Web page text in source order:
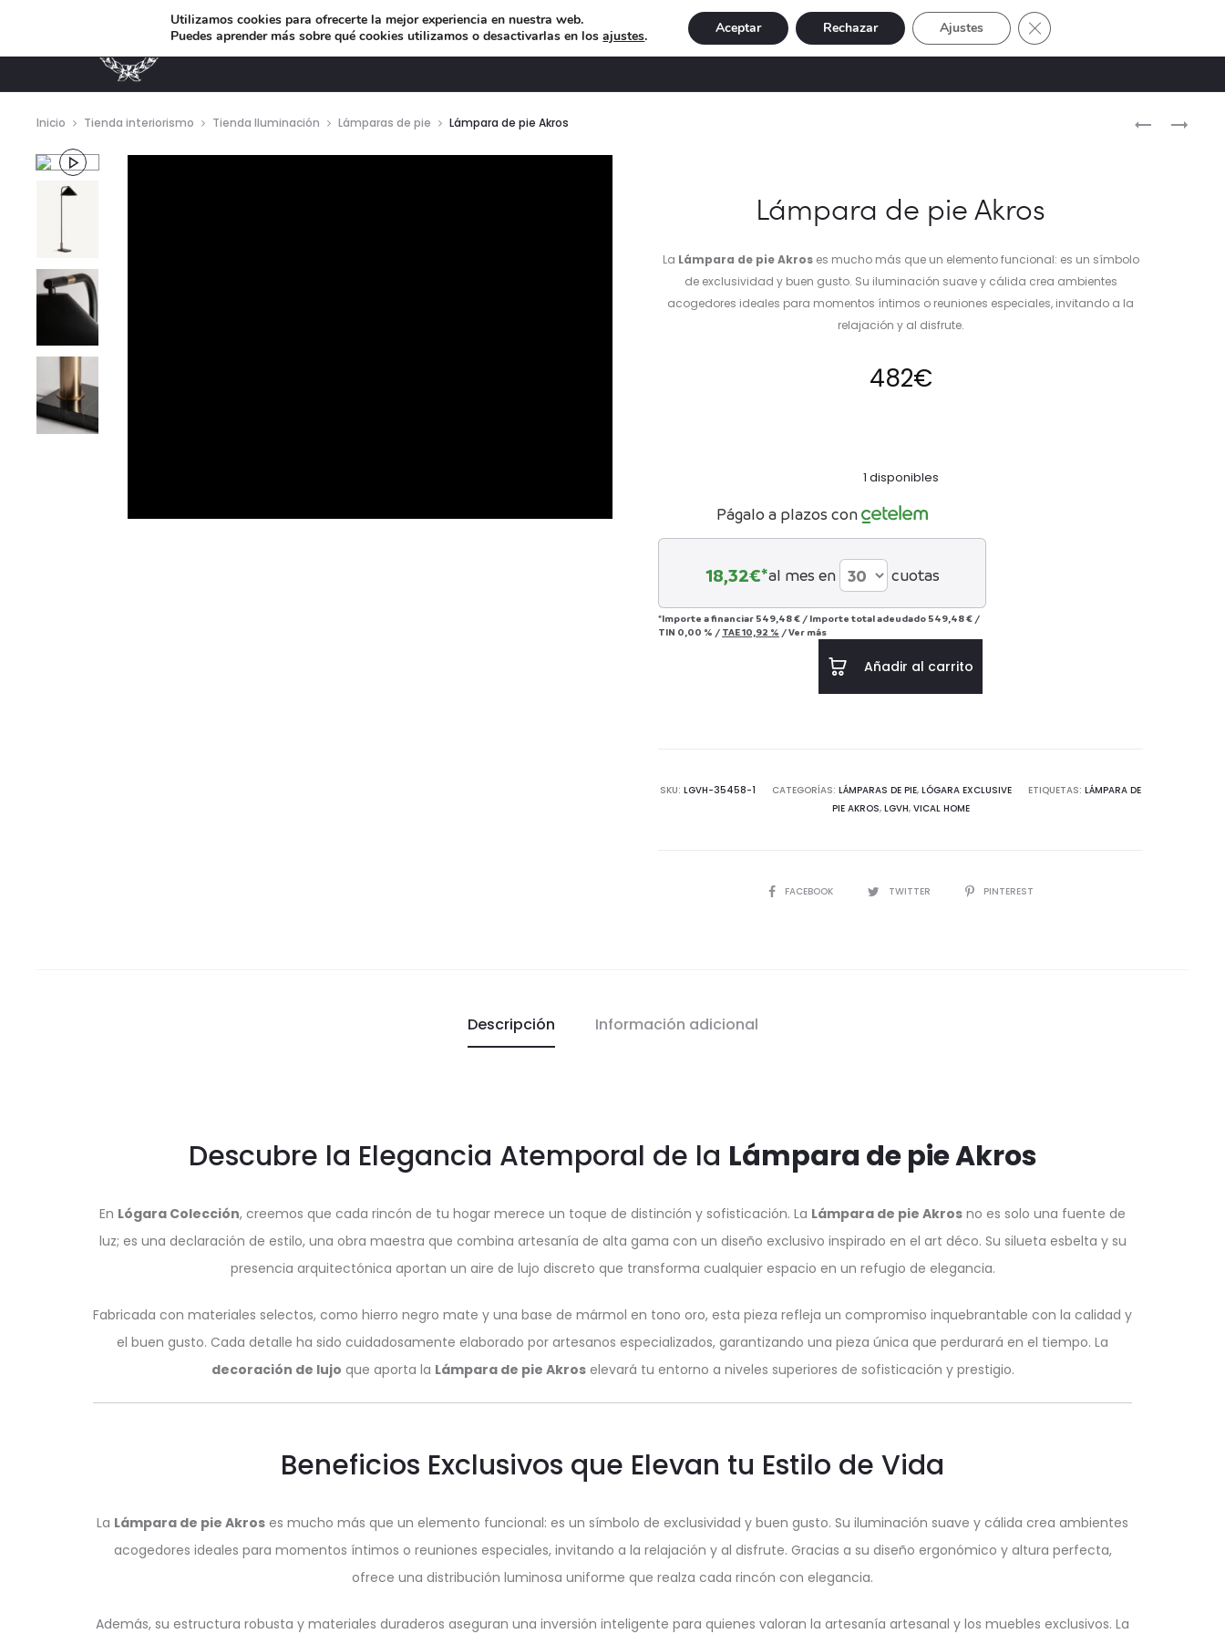
MUEBLES DE DISEÑO ILUMINACIÓN NAVIDAD EXCLUSIVE OFERTAS Buscar
LÁMPARA
BANDEJA
Inicio Tienda interiorismo Tienda Iluminación Lámparas de pie Lámpara de pie Akros
Lámpara de pie Akros
La Lámpara de pie Akroses mucho más que un elemento funcional: es un símbolo
de exclusividad y buen gusto. Su iluminación suave y cálida crea ambientes
acogedores ideales para momentos íntimos o reuniones especiales, invitando a la
relajación y al disfrute.
482€
1 disponibles
Págalo a plazos con
18,32€*al mes en cuotas
*Importe a financiar 549,48 € / Importe total adeudado 549,48 € /
TIN 0,00 % / TAE10,92 % /Ver más
Añadir al carrito
SKU: LGVH-35458-1 CATEGORÍAS: LÁMPARAS DE PIE, LÓGARA EXCLUSIVE ETIQUETAS: LÁMPARA DE
PIE AKROS, LGVH, VICAL HOME
COMPARTIR
FACEBOOK TWITTER PINTEREST
Descripción Información adicional
Descubre la Elegancia Atemporal de la Lámpara de pie Akros
En Lógara Colección, creemos que cada rincón de tu hogar merece un toque de distinción y sofisticación. La Lámpara de pie Akros no es solo una fuente de
luz; es una declaración de estilo, una obra maestra que combina artesanía de alta gama con un diseño exclusivo inspirado en el art déco. Su silueta esbelta y su
presencia arquitectónica aportan un aire de lujo discreto que transforma cualquier espacio en un refugio de elegancia.
Fabricada con materiales selectos, como hierro negro mate y una base de mármol en tono oro, esta pieza refleja un compromiso inquebrantable con la calidad y
el buen gusto. Cada detalle ha sido cuidadosamente elaborado por artesanos especializados, garantizando una pieza única que perdurará en el tiempo. La
decoración de lujo que aporta la Lámpara de pie Akroselevará tu entorno a niveles superiores de sofisticación y prestigio.
Beneficios Exclusivos que Elevan tu Estilo de Vida
La Lámpara de pie Akros es mucho más que un elemento funcional: es un símbolo de exclusividad y buen gusto. Su iluminación suave y cálida crea ambientes
acogedores ideales para momentos íntimos o reuniones especiales, invitando a la relajación y al disfrute. Gracias a su diseño ergonómico y altura perfecta,
ofrece una distribución luminosa uniforme que realza cada rincón con elegancia.
Además, su estructura robusta y materiales duraderos aseguran una inversión inteligente para quienes valoran la artesanía artesanal y los muebles exclusivos. La
Utilizamos cookies para ofrecerte la mejor experiencia en nuestra web.
Puedes aprender más sobre qué cookies utilizamos o desactivarlas en losajustes. Aceptar Rechazar Ajustes Cerrar el banner de cookies